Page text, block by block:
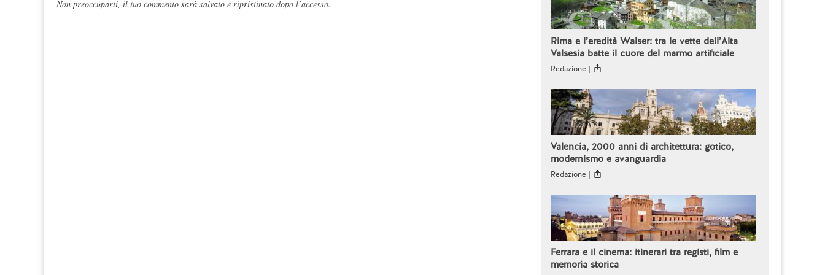
Non preoccuparti, il tuo commento sarà salvato e ripristinato dopo l’accesso.
Rima e l’eredità Walser: tra le vette dell’Alta
Valsesia batte il cuore del marmo artificiale
Redazione |
Valencia, 2000 anni di architettura: gotico,
modernismo e avanguardia
Redazione |
Ferrara e il cinema: itinerari tra registi, film e
memoria storica